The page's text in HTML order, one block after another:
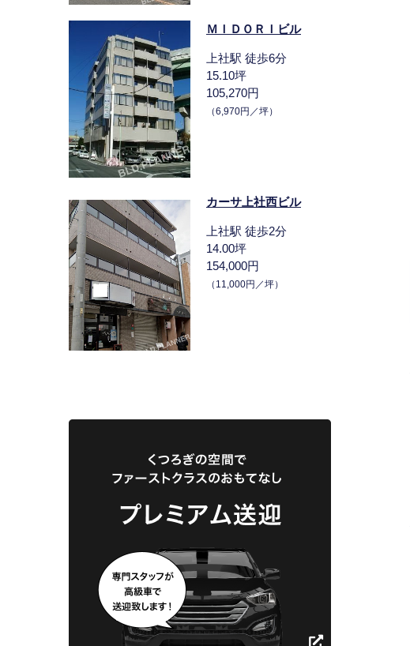
ＭＩＤＯＲＩビル
上社駅 徒歩6分
15.10坪
105,270円
（6,970円／坪）
カーサ上社西ビル
上社駅 徒歩2分
14.00坪
154,000円
（11,000円／坪）